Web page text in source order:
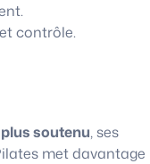
contrôle.
soutenu, ses
met davantage